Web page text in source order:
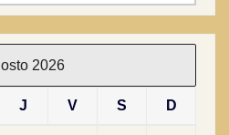
2026
J V S D